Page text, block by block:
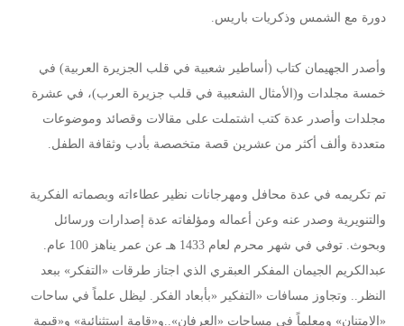
دورة مع الشمس وذكريات باريس.
وأصدر الجهيمان كتاب (أساطير شعبية في قلب الجزيرة العربية) في
خمسة مجلدات و(الأمثال الشعبية في قلب جزيرة العرب)، في عشرة
مجلدات وأصدر عدة كتب اشتملت على مقالات وقصائد وموضوعات
متعددة وألف أكثر من عشرين قصة متخصصة بأدب وثقافة الطفل.
تم تكريمه في عدة محافل ومهرجانات نظير عطاءاته وبصماته الفكرية
والتنويرية وصدر عنه وعن أعماله ومؤلفاته عدة إصدارات ورسائل
وبحوث. توفي في شهر محرم لعام 1433 هـ عن عمر يناهز 100 عام.
عبدالكريم الجيمان المفكر العبقري الذي اجتاز طرقات «التفكر» ببعد
النظر.. وتجاوز مسافات «التفكير «بأبعاد الفكر. ليظل علماً في ساحات
«الامتنان» ومعلماً في مساحات «العرفان»..و«قامة استثنائية» و«قيمة